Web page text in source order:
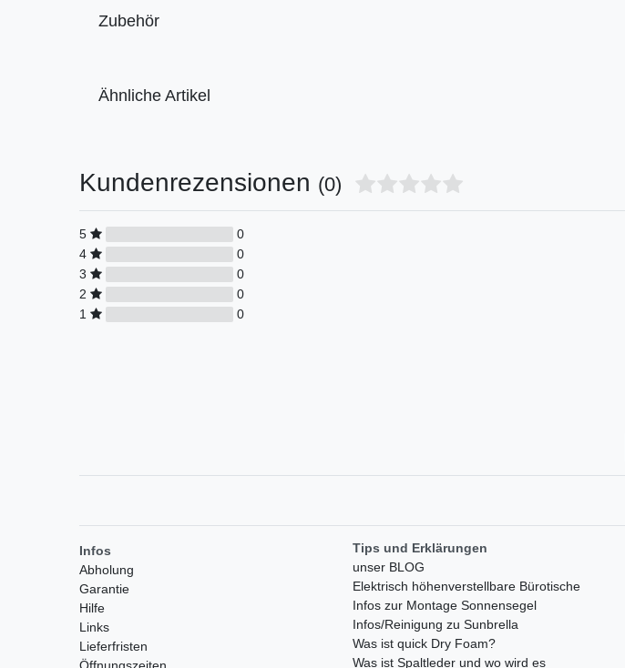
Zubehör
Ähnliche Artikel
Kundenrezensionen (0)
5
0
4
0
3
0
2
0
1
0
Infos
Abholung
Garantie
Hilfe
Links
Lieferfristen
Tips und Erklärungen
unser BLOG
Elektrisch höhenverstellbare Bürotische
Infos zur Montage Sonnensegel
Infos/Reinigung zu Sunbrella
Was ist quick Dry Foam?
Was ist Spaltleder und wo wird es